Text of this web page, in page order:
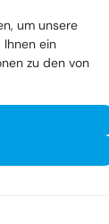
um unsere
ein
zu den von